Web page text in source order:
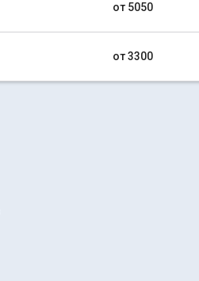
от 5050
от 3300